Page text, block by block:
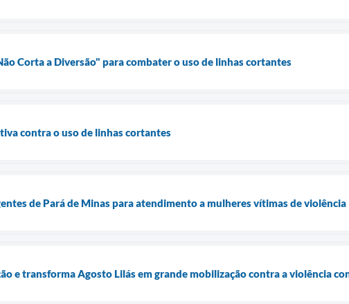
Corta a Diversão" para combater o uso de linhas cortantes
contra o uso de linhas cortantes
de Pará de Minas para atendimento a mulheres vítimas de violência
e transforma Agosto Lilás em grande mobilização contra a violência